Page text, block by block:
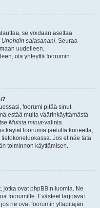
se voidaan asettaa
Unohdin salasanani. Seuraa
uudelleen.
ota yhteyttä foorumin
foorumi pitää sinut
estää muita väärinkäyttämästä
Muista minut-valinta
käytät foorumia jaetulta koneelta,
Jos et näe tätä
toiminnon käyttämisen.
jotka ovat phpBB:n luomia. Ne
foorumille. Evästeet tarjoavat
ne ovat foorumin ylläpitäjän